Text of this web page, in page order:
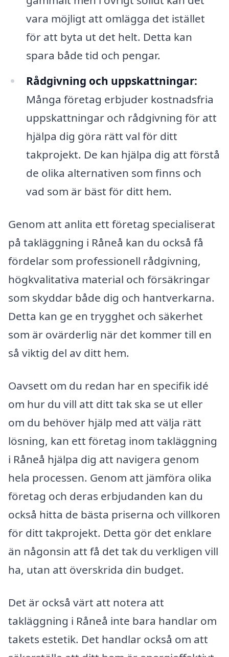
vara möjligt att omlägga det istället
för att byta ut det helt. Detta kan
spara både tid och pengar.
Rådgivning och uppskattningar:
Många företag erbjuder kostnadsfria
uppskattningar och rådgivning för att
hjälpa dig göra rätt val för ditt
takprojekt. De kan hjälpa dig att förstå
de olika alternativen som finns och
vad som är bäst för ditt hem.
Genom att anlita ett företag specialiserat
på takläggning i Råneå kan du också få
fördelar som professionell rådgivning,
högkvalitativa material och försäkringar
som skyddar både dig och hantverkarna.
Detta kan ge en trygghet och säkerhet
som är ovärderlig när det kommer till en
så viktig del av ditt hem.
Oavsett om du redan har en specifik idé
om hur du vill att ditt tak ska se ut eller
om du behöver hjälp med att välja rätt
lösning, kan ett företag inom takläggning
i Råneå hjälpa dig att navigera genom
hela processen. Genom att jämföra olika
företag och deras erbjudanden kan du
också hitta de bästa priserna och villkoren
för ditt takprojekt. Detta gör det enklare
än någonsin att få det tak du verkligen vill
ha, utan att överskrida din budget.
Det är också värt att notera att
takläggning i Råneå inte bara handlar om
takets estetik. Det handlar också om att